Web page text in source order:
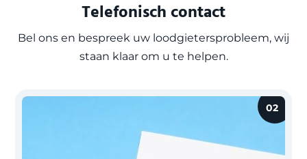
Telefonisch contact
Bel ons en bespreek uw loodgietersprobleem, wij
staan klaar om u te helpen.
02